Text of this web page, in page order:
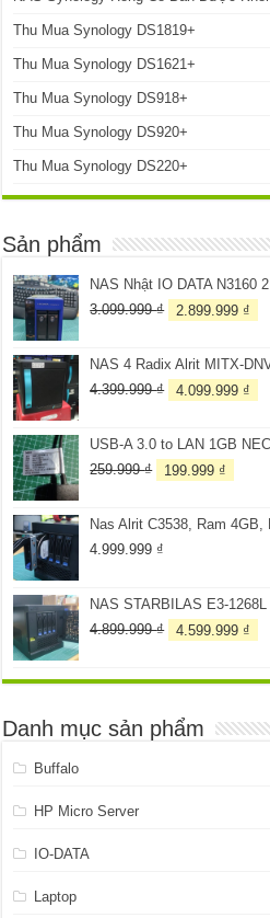
Thu Mua Synology DS1819+
Thu Mua Synology DS1621+
Thu Mua Synology DS918+
Thu Mua Synology DS920+
Thu Mua Synology DS220+
Sản phẩm
NAS Nhật IO DATA N3160
3.099.999₫
Giá
3.099.999 ₫.
2.899.999 ₫
NAS 4 Radix Alrit MITX-
4.399.999₫
Giá
4.399.999 ₫.
4.099.999 ₫
là:
USB-A 3.0 to LAN 1GB NEC
259.999₫
Giá
259.999 ₫.
199.999 ₫
là:
Nas Alrit C3538, Ram
4.999.999 ₫
NAS STARBILAS E3-
4.899.999₫
Giá
4.899.999 ₫.
4.599.999 ₫
Danh mục sản phẩm
Buffalo
HP Micro Server
IO-DATA
Laptop